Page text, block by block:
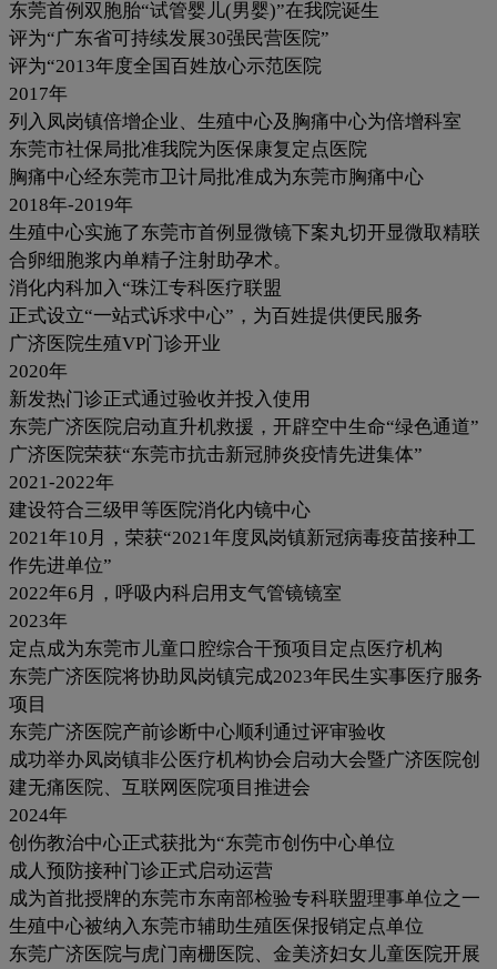
东莞首例双胞胎“试管婴儿(男婴)”在我院诞生
评为“广东省可持续发展30强民营医院”
评为“2013年度全国百姓放心示范医院
2017年
列入凤岗镇倍增企业、生殖中心及胸痛中心为倍增科室
东莞市社保局批准我院为医保康复定点医院
胸痛中心经东莞市卫计局批准成为东莞市胸痛中心
2018年-2019年
生殖中心实施了东莞市首例显微镜下案丸切开显微取精联
合卵细胞浆内单精子注射助孕术。
消化内科加入“珠江专科医疗联盟
正式设立“一站式诉求中心”，为百姓提供便民服务
广济医院生殖VP门诊开业
2020年
新发热门诊正式通过验收并投入使用
东莞广济医院启动直升机救援，开辟空中生命“绿色通道”
广济医院荣获“东莞市抗击新冠肺炎疫情先进集体”
2021-2022年
建设符合三级甲等医院消化内镜中心
2021年10月，荣获“2021年度凤岗镇新冠病毒疫苗接种工
作先进单位”
2022年6月，呼吸内科启用支气管镜镜室
2023年
定点成为东莞市儿童口腔综合干预项目定点医疗机构
东莞广济医院将协助凤岗镇完成2023年民生实事医疗服务
项目
东莞广济医院产前诊断中心顺利通过评审验收
成功举办凤岗镇非公医疗机构协会启动大会暨广济医院创
建无痛医院、互联网医院项目推进会
2024年
创伤教治中心正式获批为“东莞市创伤中心单位
成人预防接种门诊正式启动运营
成为首批授牌的东莞市东南部检验专科联盟理事单位之一
生殖中心被纳入东莞市辅助生殖医保报销定点单位
东莞广济医院与虎门南栅医院、金美济妇女儿童医院开展